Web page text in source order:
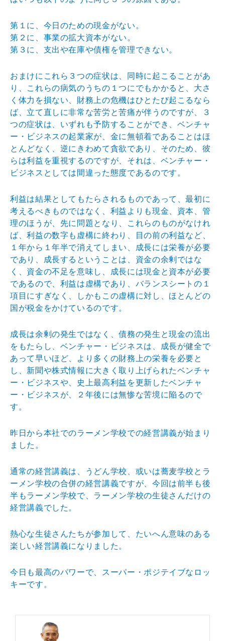
第１に、今日のための現金がない。
第２に、事業の拡大資本がない。
第３に、支出や在庫や債権を管理できない。
おまけにこれら３つの症状は、同時に起こることがあ
り、
これらの病気のうちの１つにでもかかると、大さ
く体力を損ない、財務上の危機はひとたび起こるなら
ば、立て直し に非常な苦労と苦痛が伴うのですが、３
つの症状は、いずれも予防することができ、ベンチャ
ー・ビジネスの起業家が、金に無頓着であることはほ
とんどなく、逆にきわめて貪欲であり、そのため、彼
らは利益を重視するのですが、 それは、ベンチャー・
ビジネスとしては間違った態度であるのです。
利益は結果としてもたらされるものであって、最初に
考え るべきものではなく、利益よりも現金、資本、管
理のほう が、先に問題となり、これらのものがなけれ
ば、利益の数字も虚構に終わり、目の前の利益など、
１年から１年半で消えてしまい、成長には栄養が必要
であり、成長するとい うことは、資金の余剰ではな
く、資金の不足を意味し、成長には現金と資本が必要
であるので、利益は虚構であり、 バランスシートの１
項目にすぎなく、しかもこの虚構に対 し、ほとんどの
国が税金をかけているのです。
成長は余剰の発生ではなく、債務の発生と現金の流出
をもたらし、ベンチャー・ビジネスは、成長が健全で
あって早いほど、より多くの財務上の栄養を必要と
し、新聞や株式情報に大きく取り上げられたベンチャ
ー・ビジネスや、史上最高利益を更新したベンチャ
ー・ビジネスが、２年後には無惨な苦境に陥るので
す。
昨日から本社でのラーメン学校での経営講義が始まり
ました。
通常の経営講義は、うどん学校、或いは蕎麦学校とラ
ーメ ン学校の合併の経営講義ですが、今回は前半も後
半もラー メン学校で、ラーメン学校の生徒さんだけの
経営講義でし た。
熱心な生徒さんたちが参加して、たいへん意味のある
楽しい経営講義になりました。
今日も最高のパワーで、スーパー・ポジテイブなロッ
キーです。